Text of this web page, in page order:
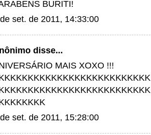
BURITI!
set. de 2011, 14:33:00
disse...
MAIS XOXO !!!
set. de 2011, 15:28:00